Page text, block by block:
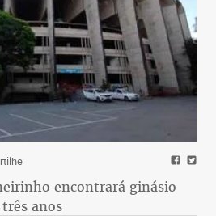
encontrará ginásio
anos